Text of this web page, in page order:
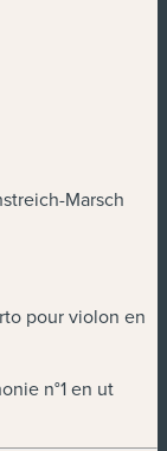
Marsch
pour violon en
n°1 en ut